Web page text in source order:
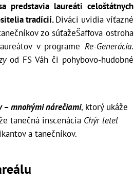
predstavia laureáti celoštátnych
tradícií.Diváci uvidia víťazné
zo súťažeŠaffova ostroha
v programeRe-Generácia.
od FS Váh či pohybovo-hudobné
– mnohými nárečiami, ktorý ukáže
tanečná inscenácia Chýr letel
a tanečníkov.